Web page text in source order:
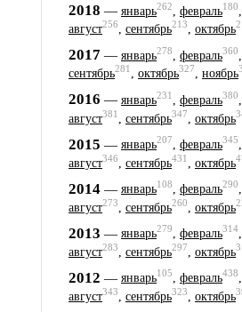
2018 — январь262 февраль180
август256, сентябрь213, октябрь
2017 — январь278 февраль360
сентябрь281, октябрь327, ноябрь
2016 — январь231 февраль380
август381 сентябрь347 октябрь
2015 — январь207, февраль345
август346 сентябрь431 октябрь
2014 — январь108, февраль290
август273 сентябрь260 октябрь
2013 — январь279, февраль314
август283 сентябрь297 октябрь
2012 — январь105, февраль438
август343, сентябрь323, октябрь